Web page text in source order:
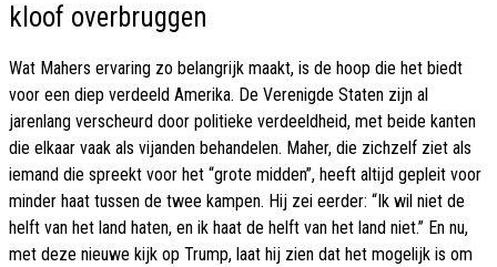
kloof overbruggen
Wat Mahers ervaring zo belangrijk maakt, is de hoop die het biedt
voor een diep verdeeld Amerika. De Verenigde Staten zijn al
jarenlang verscheurd door politieke verdeeldheid, met beide kanten
die elkaar vaak als vijanden behandelen. Maher, die zichzelf ziet als
iemand die spreekt voor het “grote midden”, heeft altijd gepleit voor
minder haat tussen de twee kampen. Hij zei eerder: “Ik wil niet de
helft van het land haten, en ik haat de helft van het land niet.” En nu,
met deze nieuwe kijk op Trump, laat hij zien dat het mogelijk is om